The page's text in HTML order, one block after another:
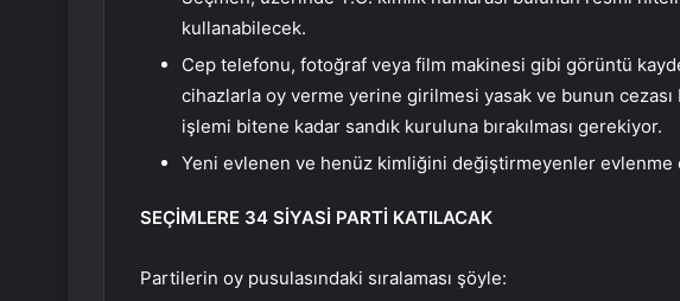
kullanabilecek.
Cep telefonu, fotoğraf veya film makinesi gibi görüntü
cihazlarla oy verme yerine girilmesi yasak ve bunun
işlemi bitene kadar sandık kuruluna bırakılması gerekiyor.
Yeni evlenen ve henüz kimliğini değiştirmeyenler evlenme
SEÇİMLERE 34 SİYASİ PARTİ KATILACAK
Partilerin oy pusulasındaki sıralaması şöyle: